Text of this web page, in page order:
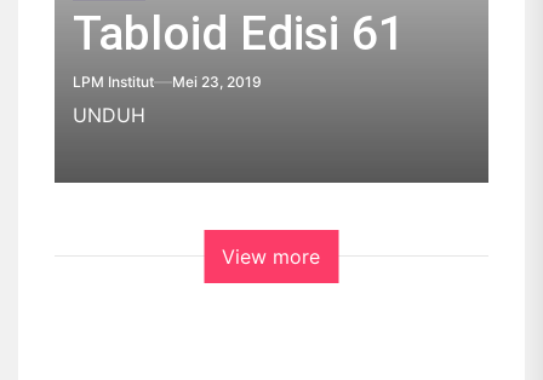
Tabloid Edisi 61
LPM Institut Mei 23, 2019
UNDUH
View more